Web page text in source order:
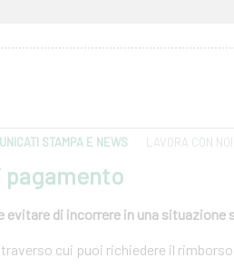
STAMPA E NEWS LAVORA CON NOI
pagamento
evitare di incorrere in una situazione
cui puoi richiedere il rimborso